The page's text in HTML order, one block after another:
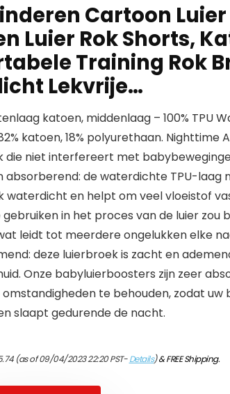
Cartoon Luier
Luier Rok Shorts,
Training Rok
Lekvrije…
katoen, middenlaag – 100% TPU
katoen, 18% polyurethaan. Nighttime
die niet interfereert met
absorberend: de waterdichte TPU-laag
waterdicht en helpt om veel vloeistof
in het proces van de luier zou
leidt tot meerdere ongelukken elke
deze luierbroek is zacht en
Onze babyluierboosters zijn zeer
te behouden, zodat uw
slaapt gedurende de nacht.
(as of 09/04/2023 22:20 PST-Details)&FREE Shipping.